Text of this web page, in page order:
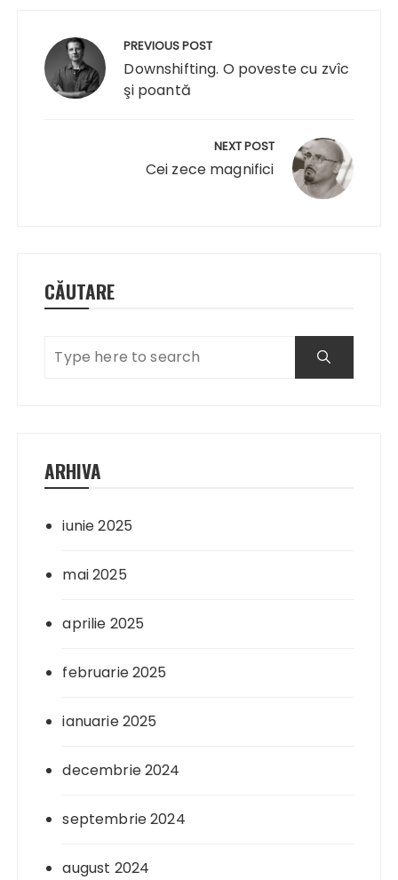
articole
PREVIOUS POST
Downshifting. O poveste cu zvîc
şi poantă
NEXT POST
Cei zece magnifici
CĂUTARE
ARHIVA
iunie 2025
mai 2025
aprilie 2025
februarie 2025
ianuarie 2025
decembrie 2024
septembrie 2024
august 2024